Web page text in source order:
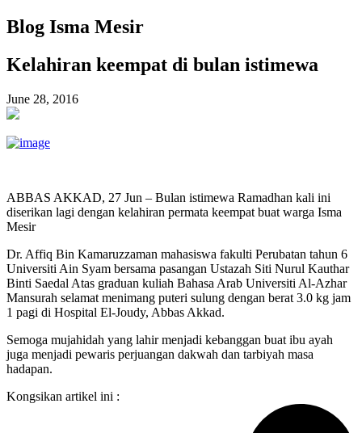
Blog Isma Mesir
Kelahiran keempat di bulan istimewa
June 28, 2016
ABBAS AKKAD, 27 Jun – Bulan istimewa Ramadhan kali ini
diserikan lagi dengan kelahiran permata keempat buat warga Isma
Mesir
Dr. Affiq Bin Kamaruzzaman mahasiswa fakulti Perubatan tahun 6
Universiti Ain Syam bersama pasangan Ustazah Siti Nurul Kauthar
Binti Saedal Atas graduan kuliah Bahasa Arab Universiti Al-Azhar
Mansurah selamat menimang puteri sulung dengan berat 3.0 kg jam
1 pagi di Hospital El-Joudy, Abbas Akkad.
Semoga mujahidah yang lahir menjadi kebanggan buat ibu ayah
juga menjadi pewaris perjuangan dakwah dan tarbiyah masa
hadapan.
Kongsikan artikel ini :